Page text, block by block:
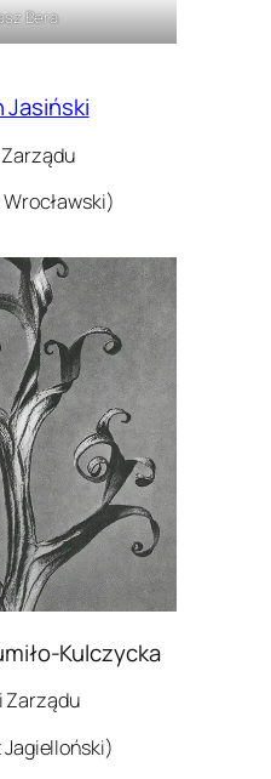
Bera
Jasiński
Kulczycka
Zarządu